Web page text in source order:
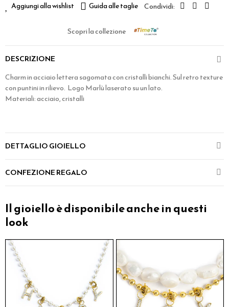
Aggiungi alla wishlist Guida alle taglie
Scopri la collezione
DESCRIZIONE
Charm in acciaio lettera sagomata con cristalli bianchi. Sul retro texture
con puntini in rilievo. Logo Marlù laserato su un lato.
Materiali: acciaio, cristalli
DETTAGLIO GIOIELLO
CONFEZIONE REGALO
Il gioiello è disponibile anche in questi
look